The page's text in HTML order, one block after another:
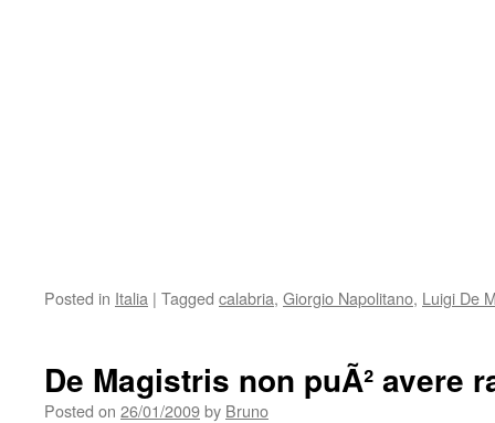
Posted in Italia | Tagged calabria, Giorgio Napolitano, Luigi De
De Magistris non puÃ² avere
Posted on 26/01/2009by Bruno